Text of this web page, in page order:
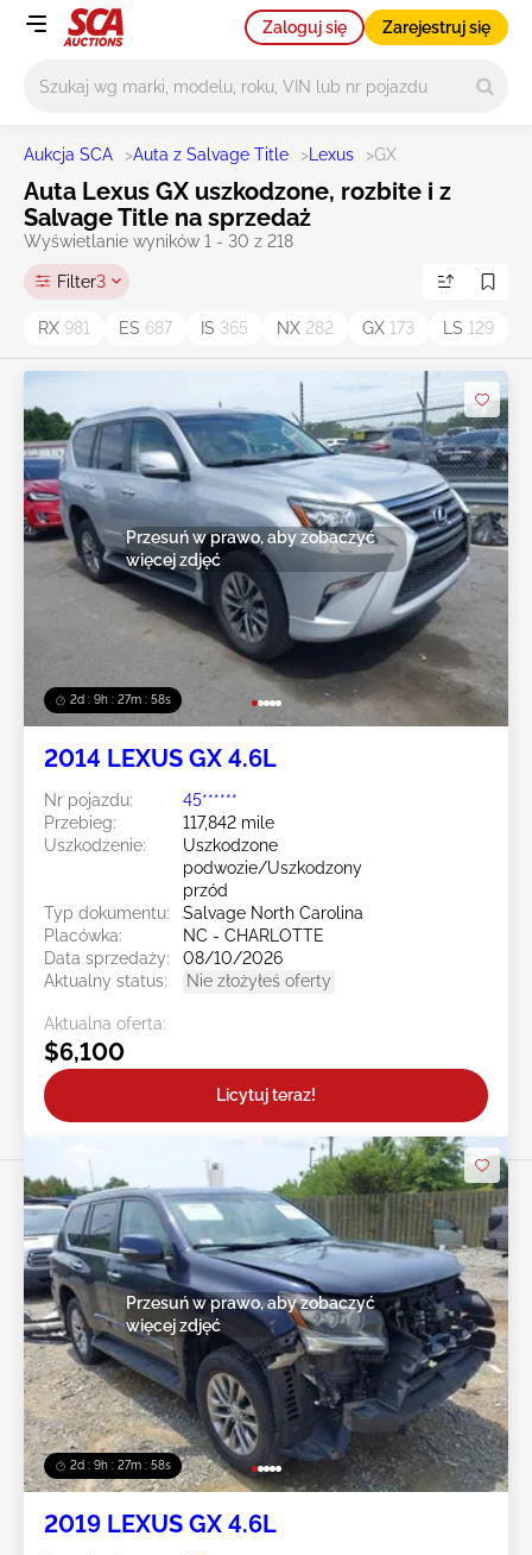
Zaloguj się Zarejestruj się
Aukcja SCA >Auta z Salvage Title > Lexus >GX
Auta Lexus GX uszkodzone, rozbite i z
Salvage Title na sprzedaż
Wyświetlanie wyników 1 - 30 z 218
Filter3
RX 981 ES 687 IS 365 NX 282 GX 173 LS 129
2d : 9h : 27m : 55s
Przesuń w prawo, aby zobaczyć
więcej zdjęć
2014 LEXUS GX 4.6L
Nr pojazdu:
45******
Przebieg:
117,842 mile
Uszkodzenie:
Uszkodzone
podwozie/Uszkodzony
przód
Typ dokumentu:
Salvage North Carolina
Placówka:
NC - CHARLOTTE
Data sprzedaży:
08/10/2026
Aktualny status:
Nie złożyłeś oferty
Aktualna oferta:
$6,100
Licytuj teraz!
2d : 9h : 27m : 55s
Przesuń w prawo, aby zobaczyć
więcej zdjęć
2019 LEXUS GX 4.6L